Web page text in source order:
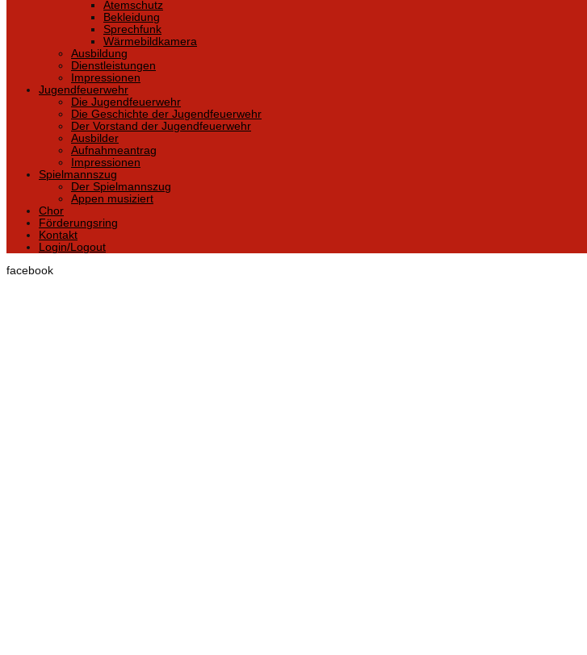
Atemschutz
Bekleidung
Sprechfunk
Wärmebildkamera
Ausbildung
Dienstleistungen
Impressionen
Jugendfeuerwehr
Die Jugendfeuerwehr
Die Geschichte der Jugendfeuerwehr
Der Vorstand der Jugendfeuerwehr
Ausbilder
Aufnahmeantrag
Impressionen
Spielmannszug
Der Spielmannszug
Appen musiziert
Chor
Förderungsring
Kontakt
Login/Logout
facebook